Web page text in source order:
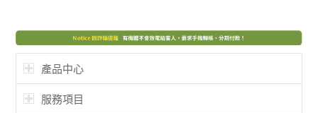
產品中心
服務項目